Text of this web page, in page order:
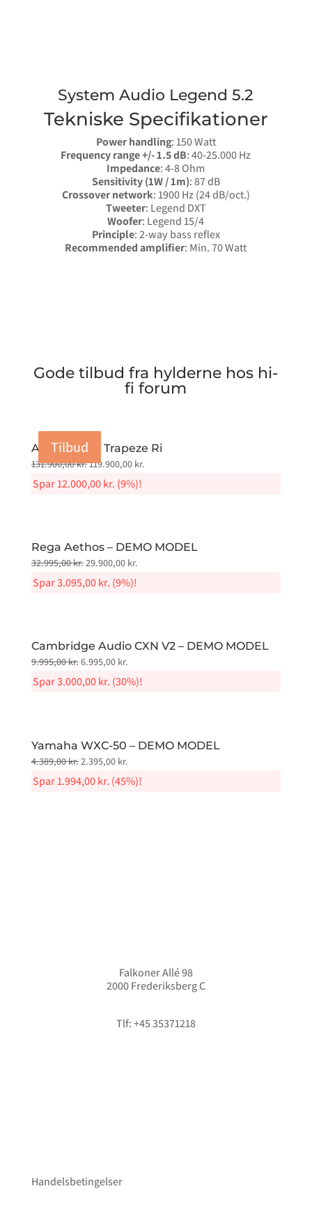
System Audio Legend 5.2
Tekniske Specifikationer
Power handling: 150 Watt
Frequency range +/- 1.5 dB: 40-25.000 Hz
Impedance: 4-8 Ohm
Sensitivity (1W / 1m): 87 dB
Crossover network: 1900 Hz (24 dB/oct.)
Tweeter: Legend DXT
Woofer: Legend 15/4
Principle: 2-way bass reflex
Recommended amplifier: Min. 70 Watt
Gode tilbud fra hylderne hos hi-
fi forum
Tilbud
Audiovector Trapeze Ri
131.900,00kr.Original
price
was:
119.900,00 kr.
Spar12.000,00kr. (9%)!
Tilbud
Rega Aethos – DEMO MODEL
32.995,00kr.Original
price
29.900,00 kr.
Spar3.095,00kr. (9%)!
Tilbud
Cambridge Audio CXN V2 – DEMO MODEL
9.995,00kr.Original
price
was:
6.995,00 kr.
price
is:
Spar3.000,00kr. (30%)!
Tilbud
Yamaha WXC-50 – DEMO MODEL
4.389,00kr.Original
price
was:
2.395,00 kr.
price
is:
Spar1.994,00kr. (45%)!
Falkoner Allé 98
2000 Frederiksberg C
Tlf: +45 35371218
Handelsbetingelser